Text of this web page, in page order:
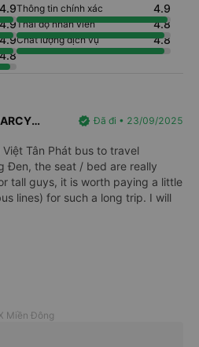
4.9Thông tin chính xác 4.9
4.9Thái độ nhân viên 4.8
4.9Chất lượng dịch vụ 4.8
4.8
verified Đã đi • 23/09/2025
Tân Phát bus to travel
Đen, the seat / bed are really
tall guys, it is worth paying a little
lines) for such a long trip. I will
Miền Đông